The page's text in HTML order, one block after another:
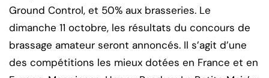
Ground Control, et 50% aux brasseries. Le
dimanche 11 octobre, les résultats du concours de
brassage amateur seront annoncés. Il s’agit d’une
des compétitions les mieux dotées en France et en